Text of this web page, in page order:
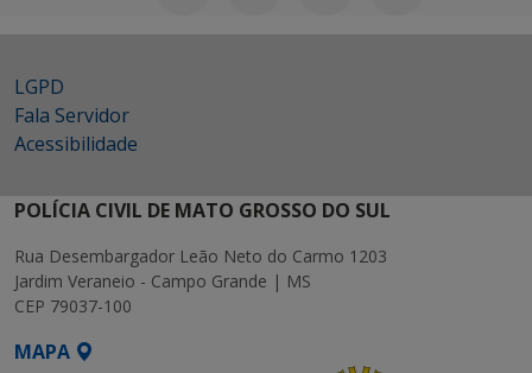
LGPD
Fala Servidor
Acessibilidade
POLÍCIA CIVIL DE MATO GROSSO DO SUL
Rua Desembargador Leão Neto do Carmo 1203
Jardim Veraneio - Campo Grande | MS
CEP 79037-100
MAPA